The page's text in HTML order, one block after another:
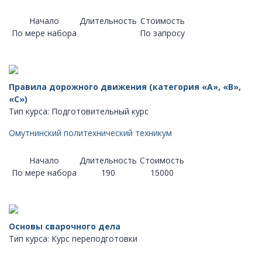
Начало
По мере набора
Длительность Стоимость
По запросу
Правила дорожного движения (категория «A», «B»,
«C»)
Тип курса: Подготовительный курс
Омутнинский политехнический техникум
Начало
По мере набора
Длительность
190
Стоимость
15000
Основы сварочного дела
Тип курса: Курс переподготовки